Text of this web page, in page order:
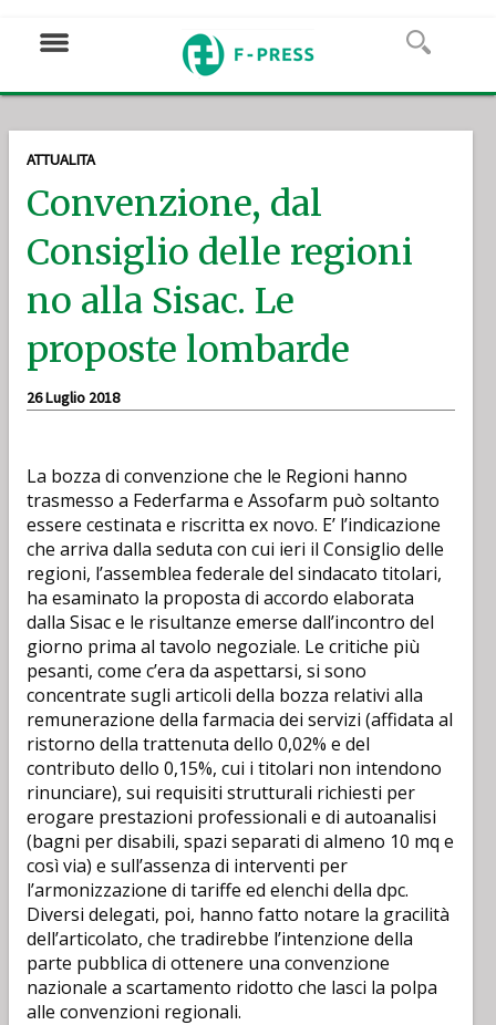
ATTUALITA
Convenzione, dal
Consiglio delle regioni
no alla Sisac. Le
proposte lombarde
26 Luglio 2018
La bozza di convenzione che le Regioni hanno
trasmesso a Federfarma e Assofarm può soltanto
essere cestinata e riscritta ex novo. E’ l’indicazione
che arriva dalla seduta con cui ieri il Consiglio delle
regioni, l’assemblea federale del sindacato titolari,
ha esaminato la proposta di accordo elaborata
dalla Sisac e le risultanze emerse dall’incontro del
giorno prima al tavolo negoziale. Le critiche più
pesanti, come c’era da aspettarsi, si sono
concentrate sugli articoli della bozza relativi alla
remunerazione della farmacia dei servizi (affidata al
ristorno della trattenuta dello 0,02% e del
contributo dello 0,15%, cui i titolari non intendono
rinunciare), sui requisiti strutturali richiesti per
erogare prestazioni professionali e di autoanalisi
(bagni per disabili, spazi separati di almeno 10 mq e
così via) e sull’assenza di interventi per
l’armonizzazione di tariffe ed elenchi della dpc.
Diversi delegati, poi, hanno fatto notare la gracilità
dell’articolato, che tradirebbe l’intenzione della
parte pubblica di ottenere una convenzione
nazionale a scartamento ridotto che lasci la polpa
alle convenzioni regionali.